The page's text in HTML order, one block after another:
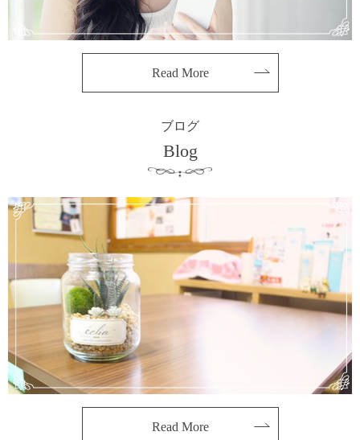
Read More
ブログ
Blog
Read More